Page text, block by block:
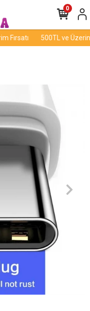
Fırsatı 500TL ve
0